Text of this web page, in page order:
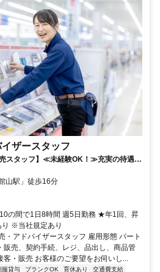
ザースタッフ
スタッフ】≪未経験OK！≫充実の待遇で
山駅」徒歩16分
の間で1日8時間 週5日勤務 ★年1回、昇
り ※当社規定あり
・アドバイザースタッフ 雇用形態 パート
販売、契約手続、レジ、品出し、商品管
・販売 お客様のご要望をお伺いし...
服貸与 ブランクOK 育休あり
交通費支給